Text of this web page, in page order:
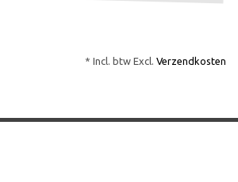
* Incl. btw Excl. Verzendkosten